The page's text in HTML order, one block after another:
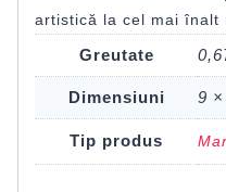
artistică la cel mai înalt
Greutate
Dimensiuni 9
Tip produs